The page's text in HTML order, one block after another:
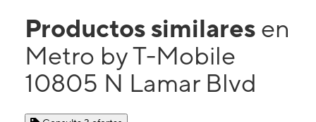
Productos similares en
Metro by T-Mobile
10805 N Lamar Blvd